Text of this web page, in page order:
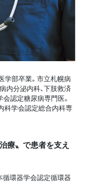
学部卒業。市立札幌病
内分泌内科、下肢救済
認定糖尿病専門医。
科学会認定総合内科専
療〟で患者を支え
循環器学会認定循環器